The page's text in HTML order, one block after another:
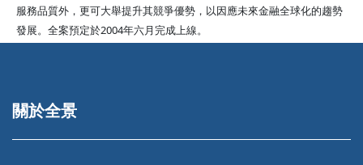
服務品質外，更可大舉提升其競爭優勢，以因應未來金融全球化的趨勢
發展。全案預定於2004年六月完成上線。
關於全景